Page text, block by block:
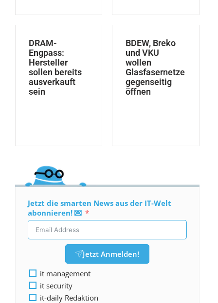
DRAM-
Engpass:
Hersteller
sollen bereits
ausverkauft
sein
BDEW, Breko
und VKU
wollen
Glasfasernetze
gegenseitig
öffnen
Jetzt die smarten News aus der IT-Welt
abonnieren! 💌
Jetzt Anmelden!
it management
it security
it-daily Redaktion